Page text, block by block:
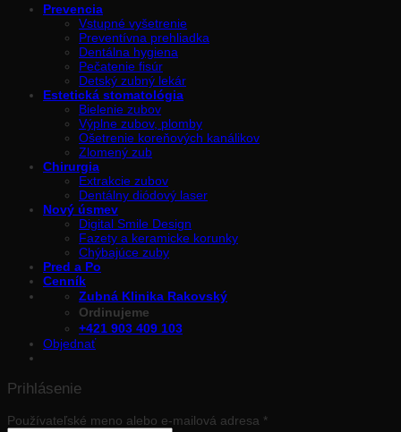
Prevencia
Vstupné vyšetrenie
Preventívna prehliadka
Dentálna hygiena
Pečatenie fisúr
Detský zubný lekár
Estetická stomatológia
Bielenie zubov
Výplne zubov, plomby
Ošetrenie koreňových kanálikov
Zlomený zub
Chirurgia
Extrakcie zubov
Dentálny diódový laser
Nový úsmev
Digital Smile Design
Fazety a keramicke korunky
Chýbajúce zuby
Pred a Po
Cenník
Zubná Klinika Rakovský
Ordinujeme
+421 903 409 103
Objednať
Prihlásenie
Používateľské meno alebo e-mailová adresa *